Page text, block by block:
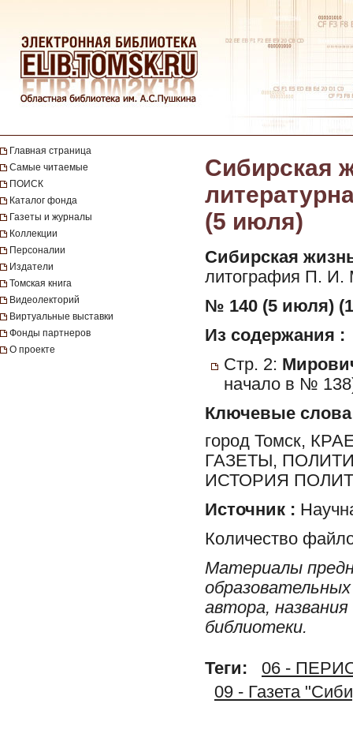
Главная страница
Самые читаемые
ПОИСК
Каталог фонда
Газеты и журналы
Коллекции
Персоналии
Издатели
Томская книга
Видеолекторий
Виртуальные выставки
Фонды партнеров
О проекте
Сибирская
(5 июля)
Сибирская
литография П. И.
№ 140 (5 июля)
Из содержания :
Стр. 2:
начало в №
Ключевые слова
город Томск,
ГАЗЕТЫ,
ИСТОРИЯ
Источник :
Количество
Материалы
автора,
библиотеки.
Теги:
06 -
09 - Газета